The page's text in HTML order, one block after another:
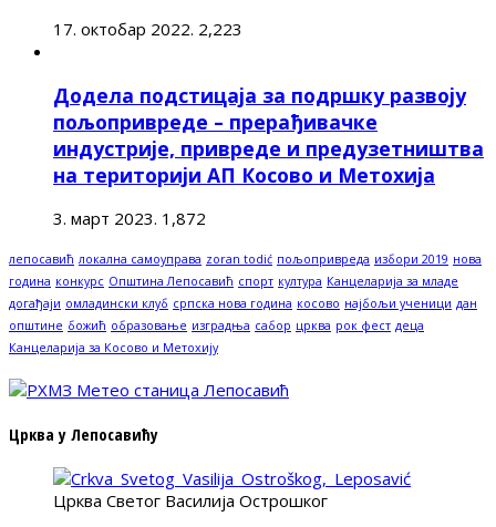
17. октобар 2022. 2,223
Додела подстицаја за подршку развоју
пољопривреде – прерађивачке
индустрије, привреде и предузетништва
на територији АП Косово и Метохија
3. март 2023. 1,872
лепосавић локална самоуправа zoran todić пољопривреда избори 2019 нова
година конкурс Општина Лепосавић спорт култура Канцеларија за младе
догађаји омладински клуб српска нова година косово најбољи ученици дан
општине божић образовање изградња сабор црква рок фест деца
Канцеларија за Косово и Метохију
Црква у Лепосавићу
Црква Светог Василија Острошког